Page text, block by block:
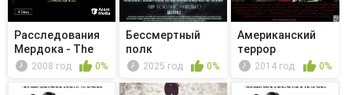
Расследования
Мердока - The
Witches o...
2008 год 0%
Бессмертный
полк
2025 год 0%
Американский
террор
2014 год 0%